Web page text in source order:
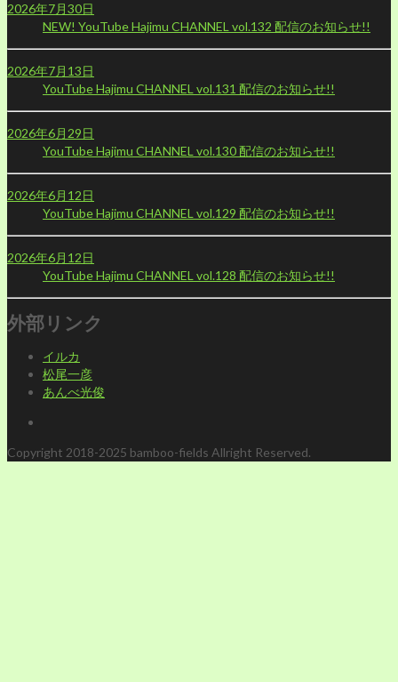
2026年7月30日
NEW! YouTube Hajimu CHANNEL vol.132 配信のお知らせ!!
2026年7月13日
YouTube Hajimu CHANNEL vol.131 配信のお知らせ!!
2026年6月29日
YouTube Hajimu CHANNEL vol.130 配信のお知らせ!!
2026年6月12日
YouTube Hajimu CHANNEL vol.129 配信のお知らせ!!
2026年6月12日
YouTube Hajimu CHANNEL vol.128 配信のお知らせ!!
外部リンク
イルカ
松尾一彦
あんべ光俊
Copyright 2018-2025 bamboo-fields Allright Reserved.